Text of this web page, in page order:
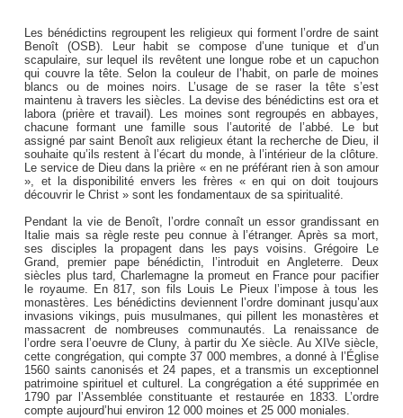
Les bénédictins regroupent les religieux qui forment l’ordre de saint
Benoît (OSB). Leur habit se compose d’une tunique et d’un
scapulaire, sur lequel ils revêtent une longue robe et un capuchon
qui couvre la tête. Selon la couleur de l’habit, on parle de moines
blancs ou de moines noirs. L’usage de se raser la tête s’est
maintenu à travers les siècles. La devise des bénédictins est ora et
labora (prière et travail). Les moines sont regroupés en abbayes,
chacune formant une famille sous l’autorité de l’abbé. Le but
assigné par saint Benoît aux religieux étant la recherche de Dieu, il
souhaite qu’ils restent à l’écart du monde, à l’intérieur de la clôture.
Le service de Dieu dans la prière « en ne préférant rien à son amour
», et la disponibilité envers les frères « en qui on doit toujours
découvrir le Christ » sont les fondamentaux de sa spiritualité.
Pendant la vie de Benoît, l’ordre connaît un essor grandissant en
Italie mais sa règle reste peu connue à l’étranger. Après sa mort,
ses disciples la propagent dans les pays voisins. Grégoire Le
Grand, premier pape bénédictin, l’introduit en Angleterre. Deux
siècles plus tard, Charlemagne la promeut en France pour pacifier
le royaume. En 817, son fils Louis Le Pieux l’impose à tous les
monastères. Les bénédictins deviennent l’ordre dominant jusqu’aux
invasions vikings, puis musulmanes, qui pillent les monastères et
massacrent de nombreuses communautés. La renaissance de
l’ordre sera l’oeuvre de Cluny, à partir du Xe siècle. Au XIVe siècle,
cette congrégation, qui compte 37 000 membres, a donné à l’Église
1560 saints canonisés et 24 papes, et a transmis un exceptionnel
patrimoine spirituel et culturel. La congrégation a été supprimée en
1790 par l’Assemblée constituante et restaurée en 1833. L’ordre
compte aujourd’hui environ 12 000 moines et 25 000 moniales.